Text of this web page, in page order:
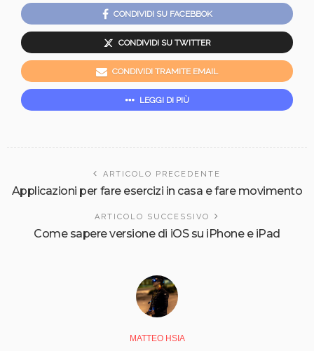
CONDIVIDI SU FACEBBOK
CONDIVIDI SU TWITTER
CONDIVIDI TRAMITE EMAIL
LEGGI DI PIÙ
ARTICOLO PRECEDENTE
Applicazioni per fare esercizi in casa e fare movimento
ARTICOLO SUCCESSIVO
Come sapere versione di iOS su iPhone e iPad
MATTEO HSIA